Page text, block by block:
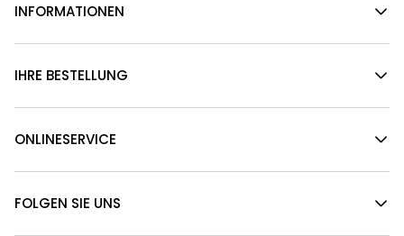
INFORMATIONEN
IHRE BESTELLUNG
ONLINESERVICE
FOLGEN SIE UNS